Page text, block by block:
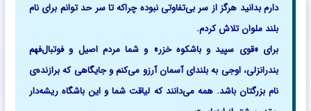
دارم بدانید هرگز از سر بی‌تفاوتی نبوده چراکه تا سر حد توانم برای نام
بلند ملوان تلاش کردم.
برای «قوی سپید و باشکوه خزر» و شما مردم اصیل و فوتبال‌فهم
بندرانزلی، اوجی به بلندای آسمان آرزو می‌کنم و جایگاهی که برازنده‌ی
نام بزرگتان باشد. همه می‌دانند که لیاقت شما و این باشگاه ریشه‌دار